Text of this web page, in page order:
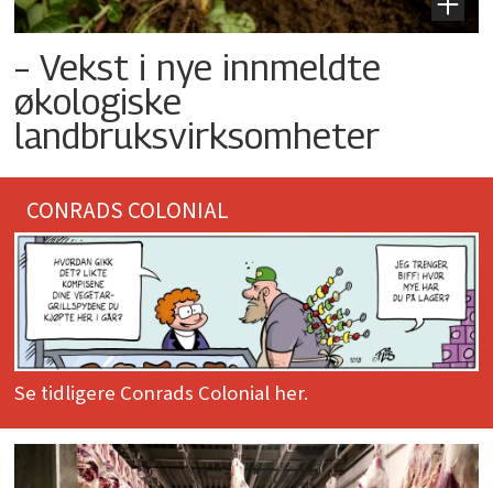
– Vekst i nye innmeldte
økologiske
landbruksvirksomheter
CONRADS COLONIAL
Se tidligere Conrads Colonial her.